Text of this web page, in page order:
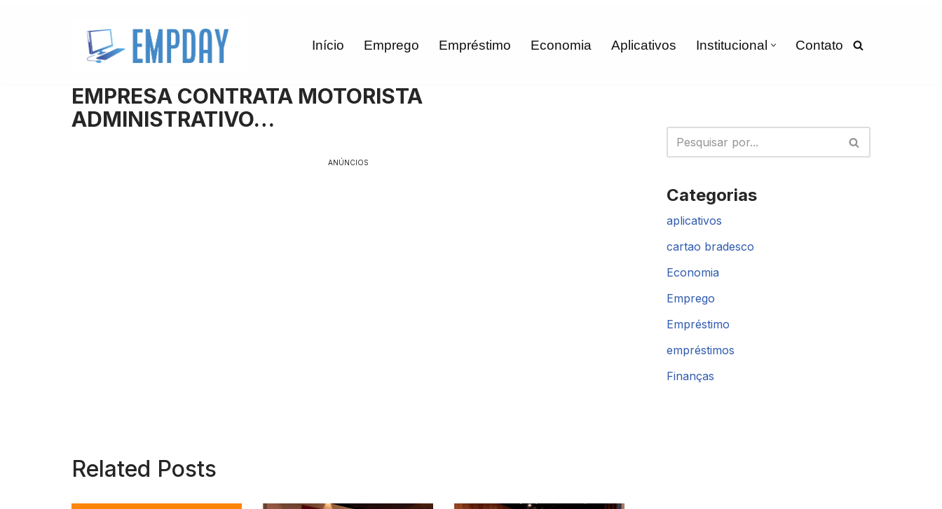
Início Emprego Empréstimo Economia Aplicativos Institucional Contato
EMPRESA CONTRATA MOTORISTA
ADMINISTRATIVO…
ANÚNCIOS
Related Posts
Categorias
aplicativos
cartao bradesco
Economia
Emprego
Empréstimo
empréstimos
Finanças